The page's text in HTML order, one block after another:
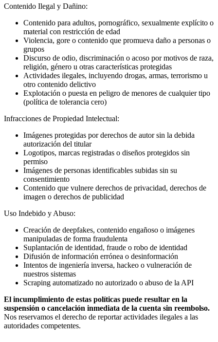
Contenido Ilegal y Dañino:
Contenido para adultos, pornográfico, sexualmente explícito o
material con restricción de edad
Violencia, gore o contenido que promueva daño a personas o
grupos
Discurso de odio, discriminación o acoso por motivos de raza,
religión, género u otras características protegidas
Actividades ilegales, incluyendo drogas, armas, terrorismo u
otro contenido delictivo
Explotación o puesta en peligro de menores de cualquier tipo
(política de tolerancia cero)
Infracciones de Propiedad Intelectual:
Imágenes protegidas por derechos de autor sin la debida
autorización del titular
Logotipos, marcas registradas o diseños protegidos sin
permiso
Imágenes de personas identificables subidas sin su
consentimiento
Contenido que vulnere derechos de privacidad, derechos de
imagen o derechos de publicidad
Uso Indebido y Abuso:
Creación de deepfakes, contenido engañoso o imágenes
manipuladas de forma fraudulenta
Suplantación de identidad, fraude o robo de identidad
Difusión de información errónea o desinformación
Intentos de ingeniería inversa, hackeo o vulneración de
nuestros sistemas
Scraping automatizado no autorizado o abuso de la API
El incumplimiento de estas políticas puede resultar en la
suspensión o cancelación inmediata de la cuenta sin reembolso.
Nos reservamos el derecho de reportar actividades ilegales a las
autoridades competentes.